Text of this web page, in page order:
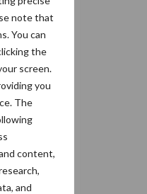
note that
You can
the
screen.
you
The
content,
and
het
fosfor